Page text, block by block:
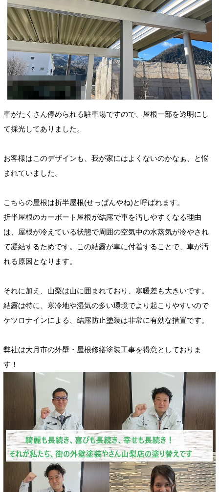
車がたくさん停められる駐車場ですので、屋根一部を透明にし
て採光してありました。
お客様はこのデザインも、我が家にはよくないのかなぁ、と悩
まれていました。
こちらの屋根は折半屋根(せっぱんやね)と呼ばれます。
折半屋根のカーポート屋根が結露で車を汚しやすくなる理由
は、屋根が冷えている状態で周囲の空気中の水蒸気が冷やされ
て凝結するためです。この結露が車に付着することで、車が汚
れる原因となります。
それに加え、山梨は山に囲まれており、寒暖差も大きいです。
結露は特に、寒冷地や湿気の多い環境でより起こりやすいので
ケツロナインによる、結露防止塗装は非常に有効な措置です。
弊社は大月市の外壁・屋根修繕塗装工事を得意としておりま
す！